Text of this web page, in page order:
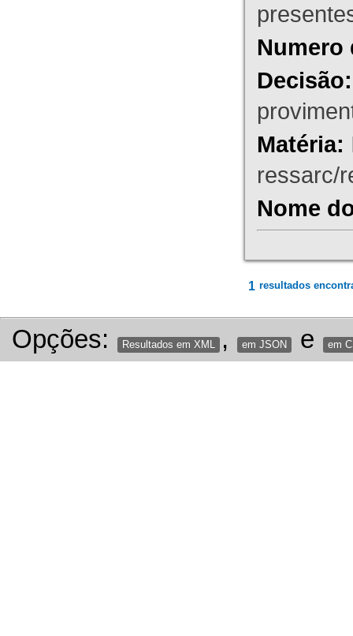
Numero
Decisão:
Matéria:
ressarc/
Nome
1 resultados
Opções: Resultados em XML , em JSON e em